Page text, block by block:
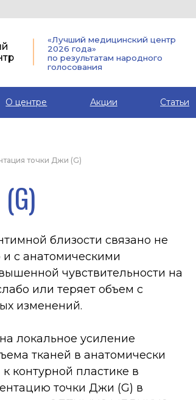
«Лучший медицинский центр
2026 года»
по результатам народного
голосования
О центре Акции Статьи
точки Джи (G)
близости связано не
чувствительности на
теряет объем с
усиление
пластике в
точки Джи (G) в
ОПТИМУС МЕДИКУС.